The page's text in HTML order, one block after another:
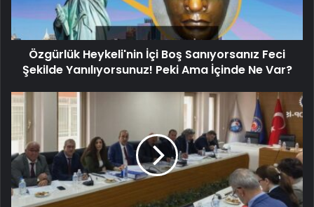
Özgürlük Heykeli'nin İçi Boş Sanıyorsanız Feci
Şekilde Yanılıyorsunuz! Peki Ama İçinde Ne Var?